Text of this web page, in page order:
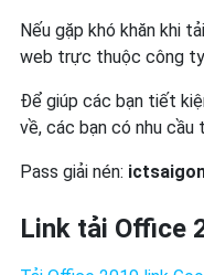
Nếu gặp khó khăn khi
web trực thuộc công ty
Để giúp các bạn tiết
về, các bạn có nhu
Pass giải nén:
Link tải Office